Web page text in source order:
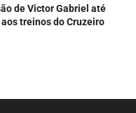
de Victor Gabriel até
treinos do Cruzeiro